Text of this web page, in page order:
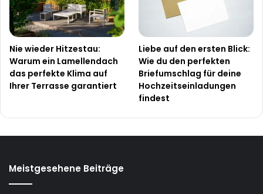
Nie wieder Hitzestau:
Warum ein Lamellendach
das perfekte Klima auf
Ihrer Terrasse garantiert
Liebe auf den ersten Blick:
Wie du den perfekten
Briefumschlag für deine
Hochzeitseinladungen
findest
Meistgesehene Beiträge